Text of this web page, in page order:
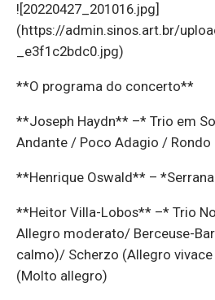
![20220427_201016.jpg]
(https://admin.sinos.art.br/
_e3f1c2bdc0.jpg)
**O programa do concerto**
**Joseph Haydn** –* Trio em
Andante / Poco Adagio / Rondo
**Henrique Oswald** –
**Heitor Villa-Lobos** –* Trio
Allegro moderato/ Berceuse-
calmo)/ Scherzo (Allegro
(Molto allegro)